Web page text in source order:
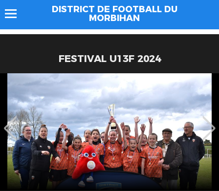
DISTRICT DE FOOTBALL DU
MORBIHAN
FESTIVAL U13F 2024